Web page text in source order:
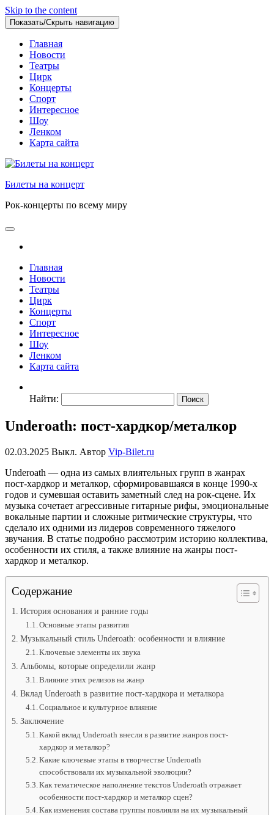
Skip to the content
Показать/Скрыть навигацию
Главная
Новости
Театры
Цирк
Концерты
Спорт
Интересное
Шоу
Ленком
Карта сайта
Билеты на концерт
Рок-концерты по всему миру
Главная
Новости
Театры
Цирк
Концерты
Спорт
Интересное
Шоу
Ленком
Карта сайта
Найти:
Underoath: пост-хардкор/металкор
02.03.2025 Выкл. Автор Vip-Bilet.ru
Underoath — одна из самых влиятельных групп в жанрах
пост-хардкор и металкор, сформировавшаяся в конце 1990-х
годов и сумевшая оставить заметный след на рок-сцене. Их
музыка сочетает агрессивные гитарные рифы, эмоциональные
вокальные партии и сложные ритмические структуры, что
сделало их одними из лидеров современного тяжелого
звучания. В статье подробно рассмотрим историю коллектива,
особенности их стиля, а также влияние на жанры пост-
хардкор и металкор.
Содержание
История основания и ранние годы
Основные этапы развития
Музыкальный стиль Underoath: особенности и влияние
Ключевые элементы их звука
Альбомы, которые определили жанр
Влияние этих релизов на жанр
Вклад Underoath в развитие пост-хардкора и металкора
Социальное и культурное влияние
Заключение
Какой вклад Underoath внесли в развитие жанров пост-
хардкор и металкор?
Какие ключевые этапы в творчестве Underoath
способствовали их музыкальной эволюции?
Как тематическое наполнение текстов Underoath отражает
особенности пост-хардкор и металкор сцен?
Как изменения состава группы повлияли на их музыкальный